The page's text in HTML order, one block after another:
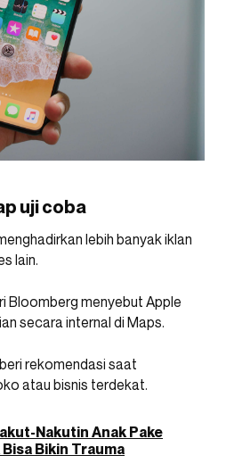
uji coba
lebih banyak iklan
lain.
Bloomberg menyebut Apple
secara internal di Maps.
rekomendasi saat
atau bisnis terdekat.
Nakutin Anak Pake
Bikin Trauma